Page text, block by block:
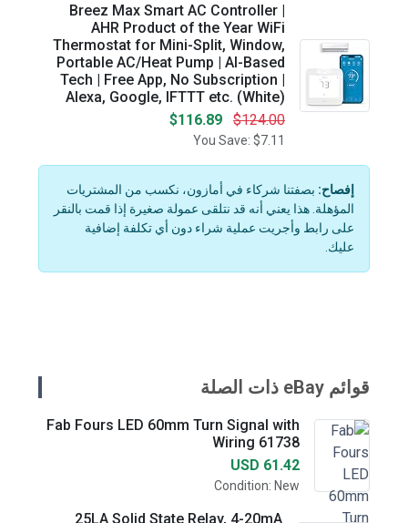
Breez Max Smart AC Controller |
AHR Product of the Year WiFi
Thermostat for Mini-Split, Window,
Portable AC/Heat Pump | AI-Based
Tech | Free App, No Subscription |
Alexa, Google, IFTTT etc. (White)
$124.00
$116.89
You Save: $7.11
إفصاح:بصفتنا شركاء في أمازون، نكسب من المشتريات
المؤهلة. هذا يعني أنه قد نتلقى عمولة صغيرة إذا قمت بالنقر
على رابط وأجريت عملية شراء دون أي تكلفة إضافية
عليك.
قوائم eBay ذات الصلة
Fab Fours LED 60mm Turn Signal with
Wiring 61738
USD 61.42
Condition: New
25LA Solid State Relay, 4-20mA